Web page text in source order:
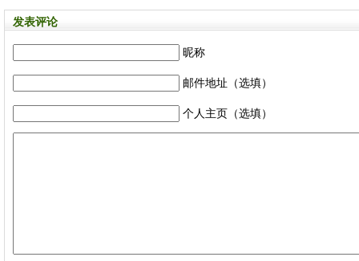
发表评论
昵称
邮件地址（选填）
个人主页（选填）